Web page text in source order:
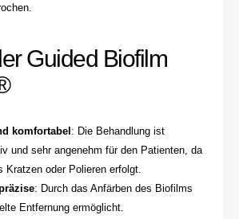
Guided Biofilm
komfortabel: Die Behandlung ist
und sehr angenehm für den Patienten, da
Kratzen oder Polieren erfolgt.
: Durch das Anfärben des Biofilms
Entfernung ermöglicht.